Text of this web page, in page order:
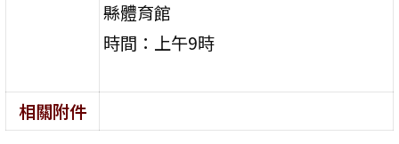
縣體育館
時間：上午9時
相關附件